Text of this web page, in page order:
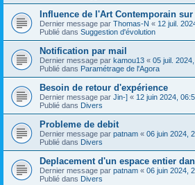
Influence de l'Art Contemporain
Dernier message par Thomas-N « 12 juil.
Publié dans Suggestion d'évolution
Notification par mail
Dernier message par kamou13 « 05 juil.
Publié dans Paramétrage de l'Agora
Besoin de retour d'expérience
Dernier message par Jin-] « 12 juin 2024,
Publié dans Divers
Probleme de debit
Dernier message par patnam « 06 juin 2024,
Publié dans Divers
Deplacement d'un espace entier
Dernier message par patnam « 06 juin 2024,
Publié dans Divers